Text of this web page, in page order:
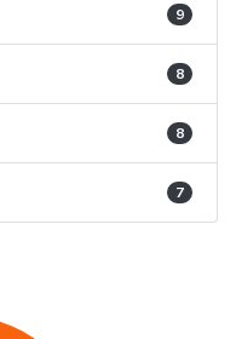
9
8
8
7